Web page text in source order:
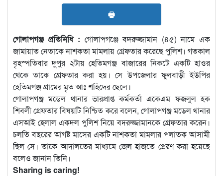
🖶
গোলাপগঞ্জ প্রতিনিধি : গোলাপগঞ্জে বদরুজ্জামান (৪৫) নামে এক
জামায়াত নেতাকে নাশকতা মামলায় গ্রেফতার করেছে পুলিশ। গতকাল
বৃহস্পতিবার দুপুর ২টায় হেতিমগঞ্জ বাজারের নিকটে একটি হাওর
থেকে তাকে গ্রেফতার করা হয়। সে উপজেলার ফুলবাড়ী ইউপির
হেতিমগঞ্জ গ্রামের মৃত আঃ শহিদের ছেলে।
গোলাপগঞ্জ মডেল থানার ভারপ্রাপ্ত কর্মকর্তা একেএম ফজলুল হক
শিবলী গ্রেফতার বিষয়টি নিশ্চিত করে বলেন, গোলাপগঞ্জ মডেল থানার
এসআই হেলাল একদল পুলিশ নিয়ে বদরুজ্জামানকে গ্রেফতার করেন।
চলতি বছরের আগষ্ট মাসের একটি নাশকতা মামলার পলাতক আসামী
ছিল সে। তাকে আদালতের মাধ্যমে জেল হাজতে প্রেরণ করা হয়েছে
বলেও জানান তিনি।
Sharing is caring!